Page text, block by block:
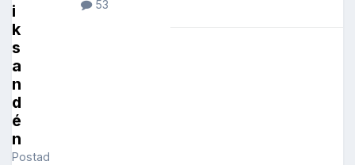
i
k
s
a
n
d
é
n
Postad
53